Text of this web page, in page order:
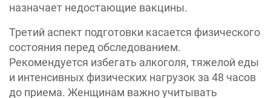
назначает недостающие вакцины.
Третий аспект подготовки касается физического
состояния перед обследованием.
Рекомендуется избегать алкоголя, тяжелой еды
и интенсивных физических нагрузок за 48 часов
до приема. Женщинам важно учитывать